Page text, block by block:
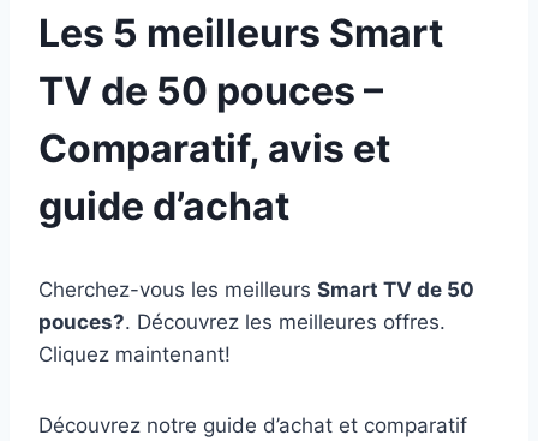
Les 5 meilleurs Smart
TV de 50 pouces –
Comparatif, avis et
guide d’achat
Cherchez-vous les meilleurs Smart TV de 50
pouces?. Découvrez les meilleures offres.
Cliquez maintenant!
Découvrez notre guide d’achat et comparatif